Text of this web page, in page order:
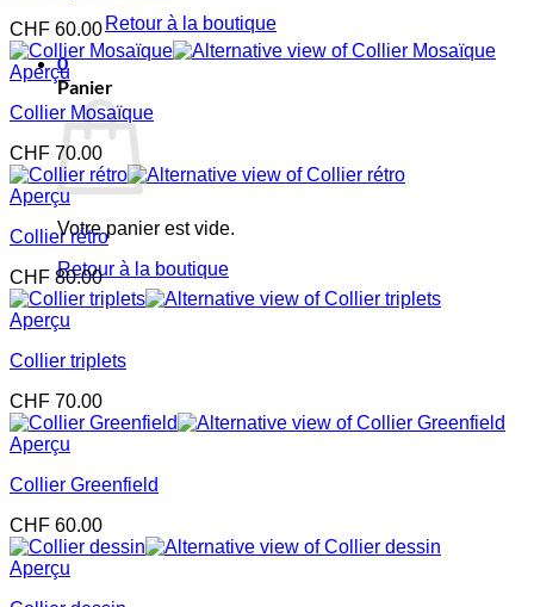
Retour à la boutique
0
Panier
Votre panier est vide.
Retour à la boutique
CHF 60.00
Aperçu
Collier Mosaïque
CHF 70.00
Aperçu
Collier rétro
CHF 80.00
Aperçu
Collier triplets
CHF 70.00
Aperçu
Collier Greenfield
CHF 60.00
Aperçu